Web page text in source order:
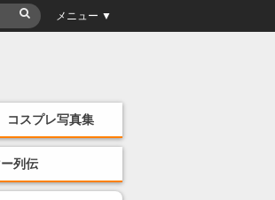
メニュー ▼
コスプレ写真集
列伝